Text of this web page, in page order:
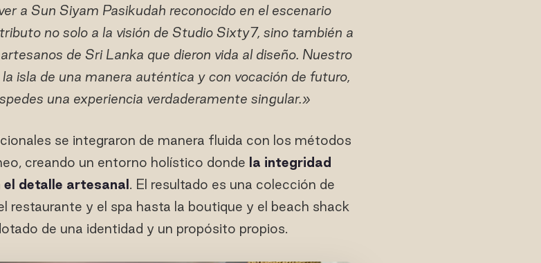
a Sun Siyam Pasikudah reconocido en el escenario
no solo a la visión de Studio Sixty7, sino también a
de Sri Lanka que dieron vida al diseño. Nuestro
isla de una manera auténtica y con vocación de futuro,
una experiencia verdaderamente singular.»
se integraron de manera fluida con los métodos
creando un entorno holístico donde la integridad
detalle artesanal . El resultado es una colección de
restaurante y el spa hasta la boutique y el beach shack
de una identidad y un propósito propios.